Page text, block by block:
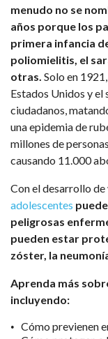
menudo no se
años porque los
primera infancia
poliomielitis, el
otras. Solo en
Estados Unidos y
ciudadanos,
una epidemia de
millones de
causando 11.000
Con el desarrollo de
adolescentes
peligrosas
pueden estar
zóster, la
Aprenda más
incluyendo:
Cómo previenen